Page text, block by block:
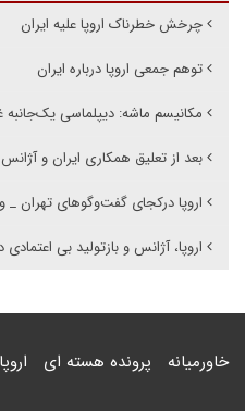
چرخش خطرناک اروپا علیه ایران
توهم جمعی اروپا درباره ایران
مکانیسم ماشه: دیپلماسی یک‌جانبه
بعد از تعلیق همکاری ایران و
اروپا درکجای گفت‌وگوهای تهران _
اروپا، آژانس و بازتولید بی اعتمادی
خاورمیانه پرونده هسته ای اروپا